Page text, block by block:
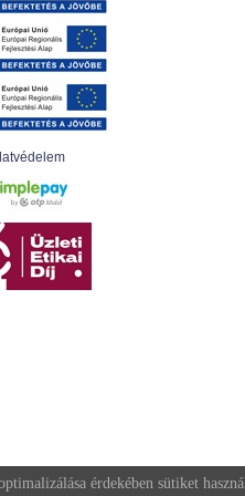
érdekében sütiket